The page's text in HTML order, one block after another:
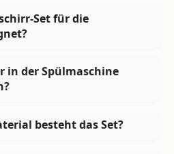
Set für die
in der Spülmaschine
besteht das Set?